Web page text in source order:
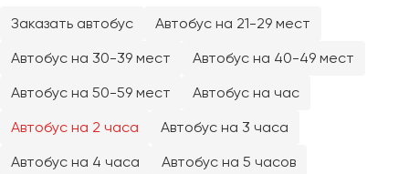
Заказать автобус
Автобус на 21-29 мест
Автобус на 30-39 мест
Автобус на 40-49 мест
Автобус на 50-59 мест
Автобус на час
Автобус на 2 часа
Автобус на 3 часа
Автобус на 4 часа
Автобус на 5 часов
Уфа
Феодосия
Чебоксары